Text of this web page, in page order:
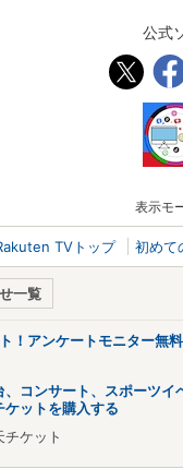
公式
表示モ
TVトップ 初めて
一覧
！アンケートモニター
、コンサート、スポーツイ
ケットを購入する
チケット